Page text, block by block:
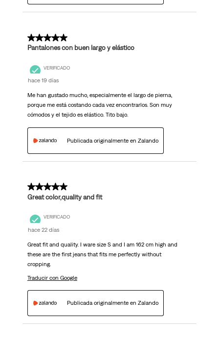
5 de 5 estrellas.
Pantalones con buen largo y elástico
VERIFICADO
hace 19 días
Me han gustado mucho, especialmente el largo de pierna,
porque me está costando cada vez encontrarlos. Son muy
cómodos y el tejido es elástico. Tito bajo.
Publicada originalmente en Zalando
5 de 5 estrellas.
Great color,quality and fit
VERIFICADO
hace 22 días
Great fit and quality. I ware size S and I am 162 cm high and
these are the first jeans that fits me perfectly without
cropping.
Traducir con Google
Publicada originalmente en Zalando